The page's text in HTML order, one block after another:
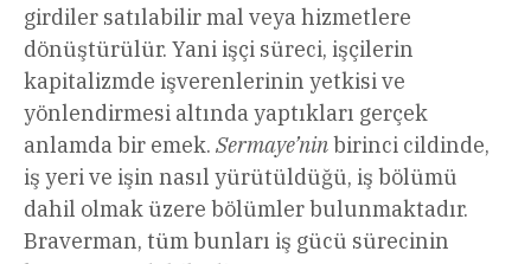
girdiler satılabilir mal veya hizmetlere
dönüştürülür. Yani işçi süreci, işçilerin
kapitalizmde işverenlerinin yetkisi ve
yönlendirmesi altında yaptıkları gerçek
anlamda bir emek. Sermaye’ninbirinci cildinde,
iş yeri ve işin nasıl yürütüldüğü, iş bölümü
dahil olmak üzere bölümler bulunmaktadır.
Braverman, tüm bunları iş gücü sürecinin